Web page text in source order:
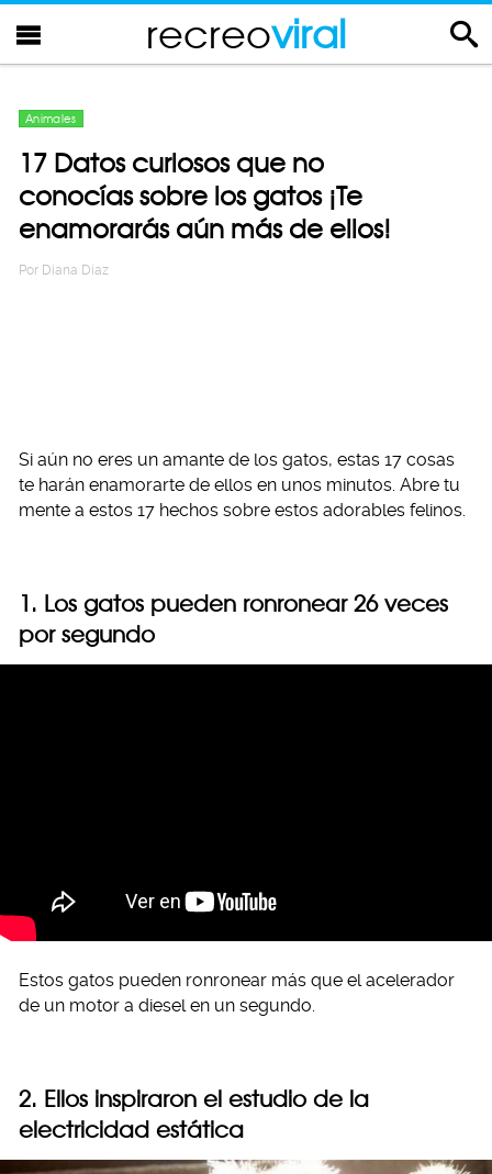
recreoviral
Animales
17 Datos curiosos que no
conocías sobre los gatos ¡Te
enamorarás aún más de ellos!
Por Diana Diaz
Si aún no eres un amante de los gatos, estas 17 cosas
te harán enamorarte de ellos en unos minutos. Abre tu
mente a estos 17 hechos sobre estos adorables felinos.
1. Los gatos pueden ronronear 26 veces
por segundo
Estos gatos pueden ronronear más que el acelerador
de un motor a diesel en un segundo.
2. Ellos inspiraron el estudio de la
electricidad estática